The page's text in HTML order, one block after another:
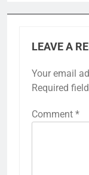
LEAVE A
Your email
Required
Comment *